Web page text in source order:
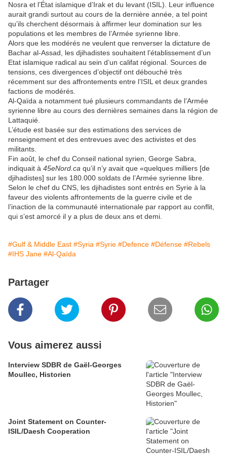
Nosra et l’État islamique d’Irak et du levant (ISIL). Leur influence
aurait grandi surtout au cours de la dernière année, a tel point
qu’ils cherchent désormais à affirmer leur domination sur les
populations et les membres de l’Armée syrienne libre.
Alors que les modérés ne veulent que renverser la dictature de
Bachar al-Assad, les djihadistes souhaitent l’établissement d’un
Etat islamique radical au sein d’un califat régional. Sources de
tensions, ces divergences d’objectif ont débouché très
récemment sur des affrontements entre l’ISIL et deux grandes
factions de modérés.
Al-Qaïda a notamment tué plusieurs commandants de l’Armée
syrienne libre au cours des dernières semaines dans la région de
Lattaquié.
L’étude est basée sur des estimations des services de
renseignement et des entrevues avec des activistes et des
militants.
Fin août, le chef du Conseil national syrien, George Sabra,
indiquait à 45eNord.ca qu’il n’y avait que «quelques milliers [de
djihadistes] sur les 180.000 soldats de l’Armée syrienne libre.
Selon le chef du CNS, les djihadistes sont entrés en Syrie à la
faveur des violents affrontements de la guerre civile et de
l’inaction de la communauté internationale par rapport au conflit,
qui s’est amorcé il y a plus de deux ans et demi.
#Gulf & Middle East #Syria #Syrie #Defence #Défense #Rebels
#IHS Jane #Al-Qaïda
Partager
Vous aimerez aussi
Interview SDBR de Gaël-Georges
Moullec, Historien
Joint Statement on Counter-
ISIL/Daesh Cooperation